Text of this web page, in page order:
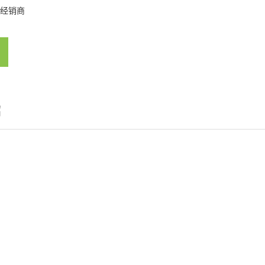
经销商